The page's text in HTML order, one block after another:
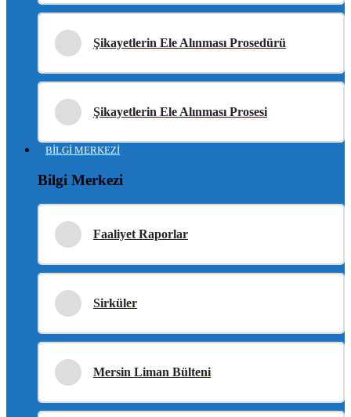
Şikayetlerin Ele Alınması Prosedürü
Şikayetlerin Ele Alınması Prosesi
BİLGİ MERKEZİ
Bilgi Merkezi
Faaliyet Raporlar
Sirküler
Mersin Liman Bülteni